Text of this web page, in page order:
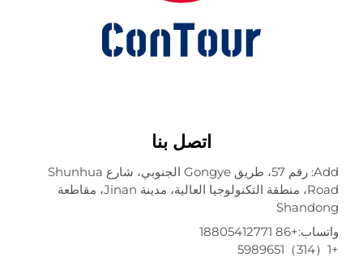
اتصل بنا
Add: رقم 57، طريق Gongye الجنوبي، شارع Shunhua
Road، منطقة التكنولوجيا العالية، مدينة Jinan، مقاطعة
+86 18805412771